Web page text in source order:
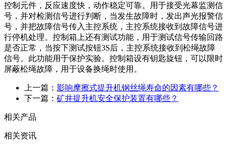
控制元件，反应速度快，动作稳定可靠。用于接受光幕监测信
号，并对检测信号进行判断，当发生故障时，发出声光报警信
号，并把故障信号传入主控系统，主控系统接收到故障信号进
行停机处理。控制箱上还有测试功能，用于测试信号传输回路
是否正常，当按下测试按钮3S后，主控系统接收到松绳故障
信号。此功能用于保护实验。控制箱设有钥匙旋钮，可以限时
屏蔽松绳故障，用于设备换绳时使用。
上一篇： 影响摩擦式提升机钢丝绳寿命的因素有哪些？
下一篇： 矿井提升机安全保护装置有哪些？
相关产品
相关资讯